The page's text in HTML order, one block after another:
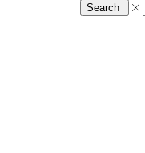
Search